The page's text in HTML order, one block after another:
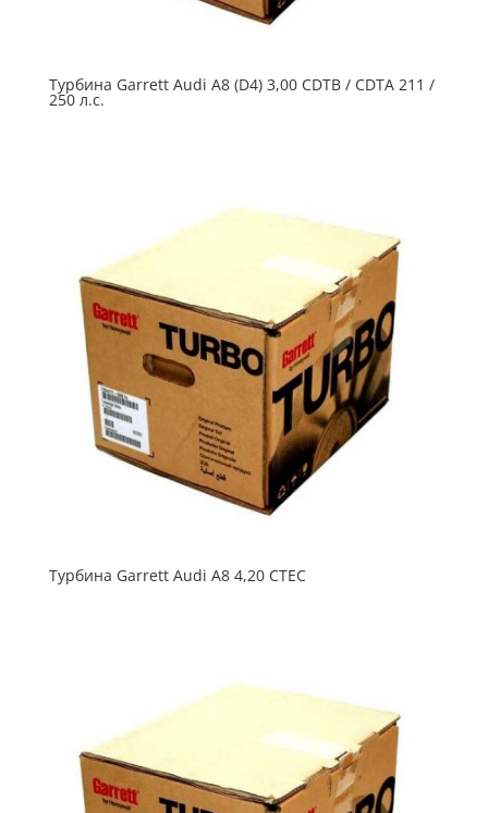
Турбина Garrett Audi A8 (D4) 3,00 CDTB / CDTA 211 /
250 л.с.
Турбина Garrett Audi A8 4,20 CTEC